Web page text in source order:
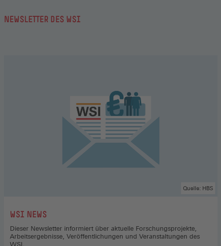
NEWSLETTER DES WSI
:WSI NEWS
Dieser Newsletter informiert über aktuelle Forschungsprojekte,
Arbeitsergebnisse, Veröffentlichungen und Veranstaltungen des
WSI.
Quelle: HBS